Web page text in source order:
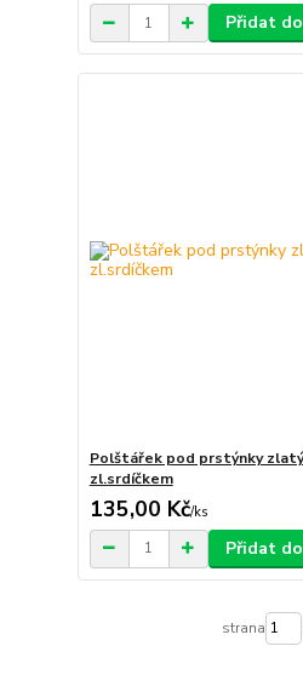
Přidat
Polštářek pod prstýnky
zl.srdíčkem
135,00 Kč/ks
Přidat
strana